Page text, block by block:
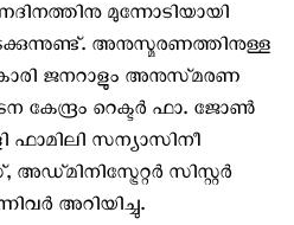
മുന്നോടിയായി
അനുസ്മരണത്തിനുള്ള
ജനറാളും അനുസ്‌മരണ
കേന്ദ്രം റെക്ടർ ഫാ. ജോൺ
ഫാമിലി സന്യാസിനീ
സിസ്റ്റർ
അറിയിച്ചു.